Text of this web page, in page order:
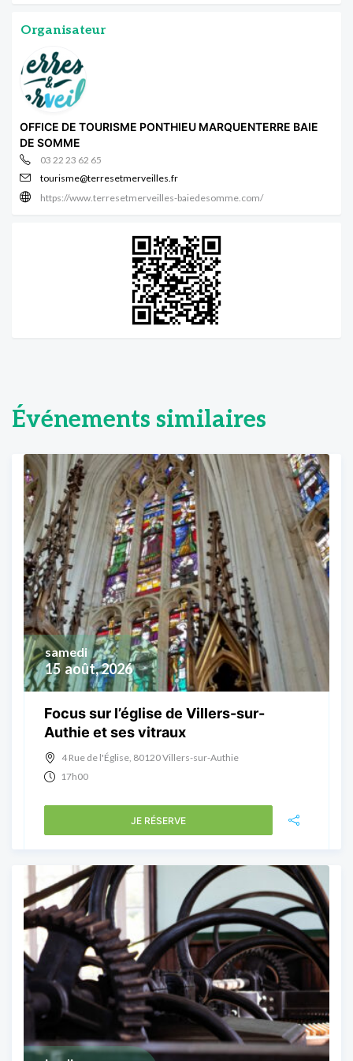
Organisateur
OFFICE DE TOURISME PONTHIEU MARQUENTERRE BAIE
DE SOMME
03 22 23 62 65
tourisme@terresetmerveilles.fr
https://www.terresetmerveilles-baiedesomme.com/
Événements similaires
15 août, 2026
samedi
Focus sur l’église de Villers-sur-
Authie et ses vitraux
4 Rue de l'Église, 80120 Villers-sur-Authie
17h00
JE RÉSERVE